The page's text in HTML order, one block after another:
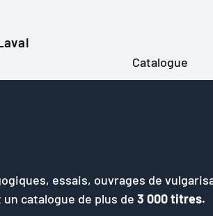
Catalogue
essais, ouvrages de
catalogue de plus de 3 000 titres.